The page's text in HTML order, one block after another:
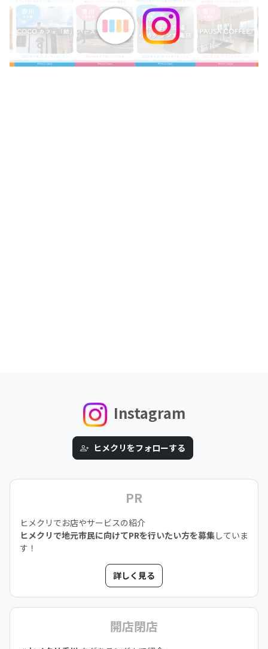
Instagram
ヒメクリをフォローする
PR
ヒメクリでお店やサービスの紹介
ヒメクリで地元市民に向けてPRを行いたい方を募集していま
す！
詳しく見る
開店閉店